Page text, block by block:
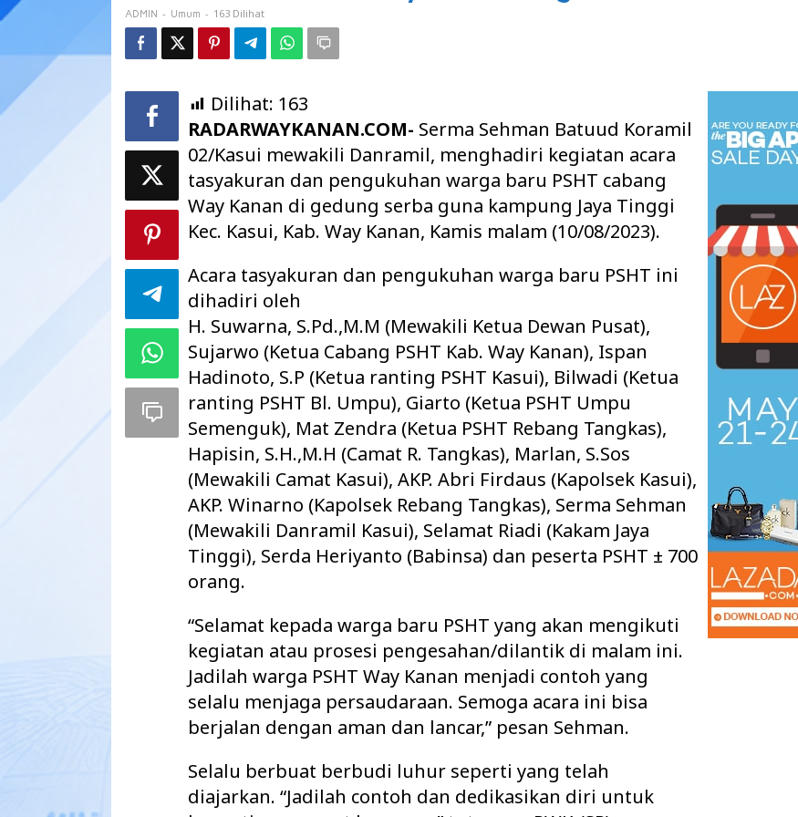
ADMIN - Umum - 163 Dilihat
Dilihat: 163
RADARWAYKANAN.COM- Serma Sehman Batuud Koramil
02/Kasui mewakili Danramil, menghadiri kegiatan acara
tasyakuran dan pengukuhan warga baru PSHT cabang
Way Kanan di gedung serba guna kampung Jaya Tinggi
Kec. Kasui, Kab. Way Kanan, Kamis malam (10/08/2023).
Acara tasyakuran dan pengukuhan warga baru PSHT ini
dihadiri oleh
H. Suwarna, S.Pd.,M.M (Mewakili Ketua Dewan Pusat),
Sujarwo (Ketua Cabang PSHT Kab. Way Kanan), Ispan
Hadinoto, S.P (Ketua ranting PSHT Kasui), Bilwadi (Ketua
ranting PSHT Bl. Umpu), Giarto (Ketua PSHT Umpu
Semenguk), Mat Zendra (Ketua PSHT Rebang Tangkas),
Hapisin, S.H.,M.H (Camat R. Tangkas), Marlan, S.Sos
(Mewakili Camat Kasui), AKP. Abri Firdaus (Kapolsek Kasui),
AKP. Winarno (Kapolsek Rebang Tangkas), Serma Sehman
(Mewakili Danramil Kasui), Selamat Riadi (Kakam Jaya
Tinggi), Serda Heriyanto (Babinsa) dan peserta PSHT ± 700
orang.
“Selamat kepada warga baru PSHT yang akan mengikuti
kegiatan atau prosesi pengesahan/dilantik di malam ini.
Jadilah warga PSHT Way Kanan menjadi contoh yang
selalu menjaga persaudaraan. Semoga acara ini bisa
berjalan dengan aman dan lancar,” pesan Sehman.
Selalu berbuat berbudi luhur seperti yang telah
diajarkan. “Jadilah contoh dan dedikasikan diri untuk
Pemkab Way Kanan Tuntaskan Tiga
Agenda Strategis Sekaligus, APBD
2027 Disahkan d…
Warga 2 Kecamatan Pertanyakan
Keberadaan Kabel Wifi yang diduga
secara Illegal N…